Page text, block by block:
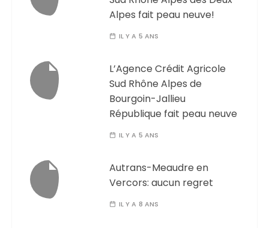
Alpes fait peau neuve!
IL Y A 5 ANS
L’Agence Crédit Agricole
Sud Rhône Alpes de
Bourgoin-Jallieu
République fait peau neuve
IL Y A 5 ANS
Autrans-Meaudre en
Vercors: aucun regret
IL Y A 8 ANS